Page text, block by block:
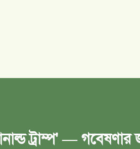
ট্রাম্প' — গবেষণার